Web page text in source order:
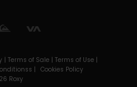
| Terms of Sale | Terms of Use |
| Cookies Policy
Roxy